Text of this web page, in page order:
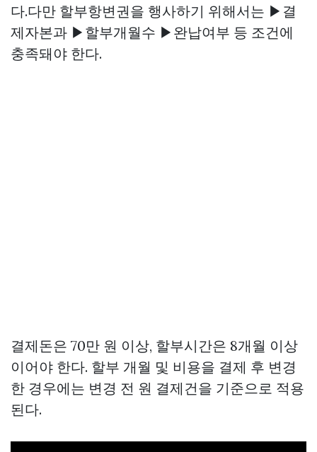
다.다만 할부항변권을 행사하기 위해서는 ▶결
제자본과 ▶할부개월수 ▶완납여부 등 조건에
충족돼야 한다.
결제돈은 70만 원 이상, 할부시간은 8개월 이상
이어야 한다. 할부 개월 및 비용을 결제 후 변경
한 경우에는 변경 전 원 결제건을 기준으로 적용
된다.